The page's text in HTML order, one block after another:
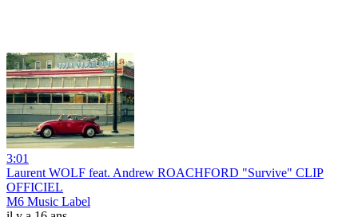
3:01
Laurent WOLF feat. Andrew ROACHFORD "Survive" CLIP
OFFICIEL
M6 Music Label